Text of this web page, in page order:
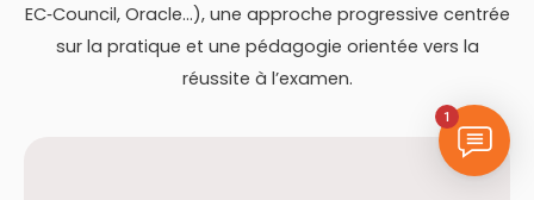
EC‑Council, Oracle…), une approche progressive centrée
sur la pratique et une pédagogie orientée vers la
réussite à l’examen.
1